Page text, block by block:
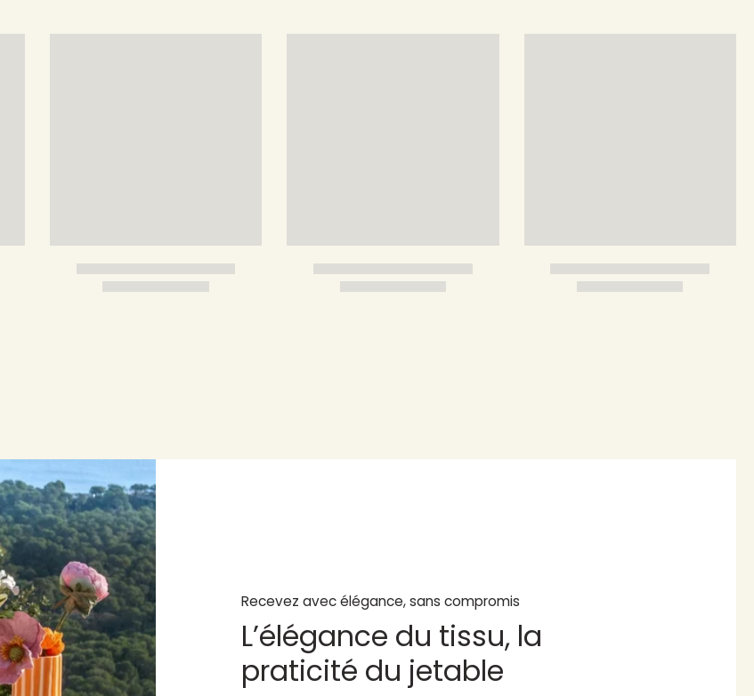
Recevez avec élégance, sans compromis
L’élégance du tissu, la
praticité du jetable